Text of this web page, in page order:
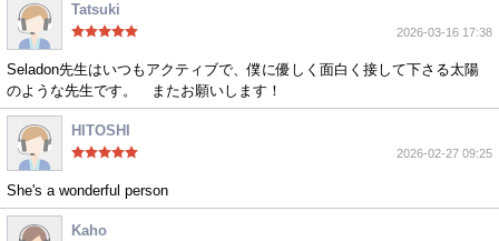
Tatsuki
2026-03-16 17:38
Seladon先生はいつもアクティブで、僕に優しく面白く接して下さる太陽
のような先生です。 またお願いします！
HITOSHI
2026-02-27 09:25
She's a wonderful person
Kaho